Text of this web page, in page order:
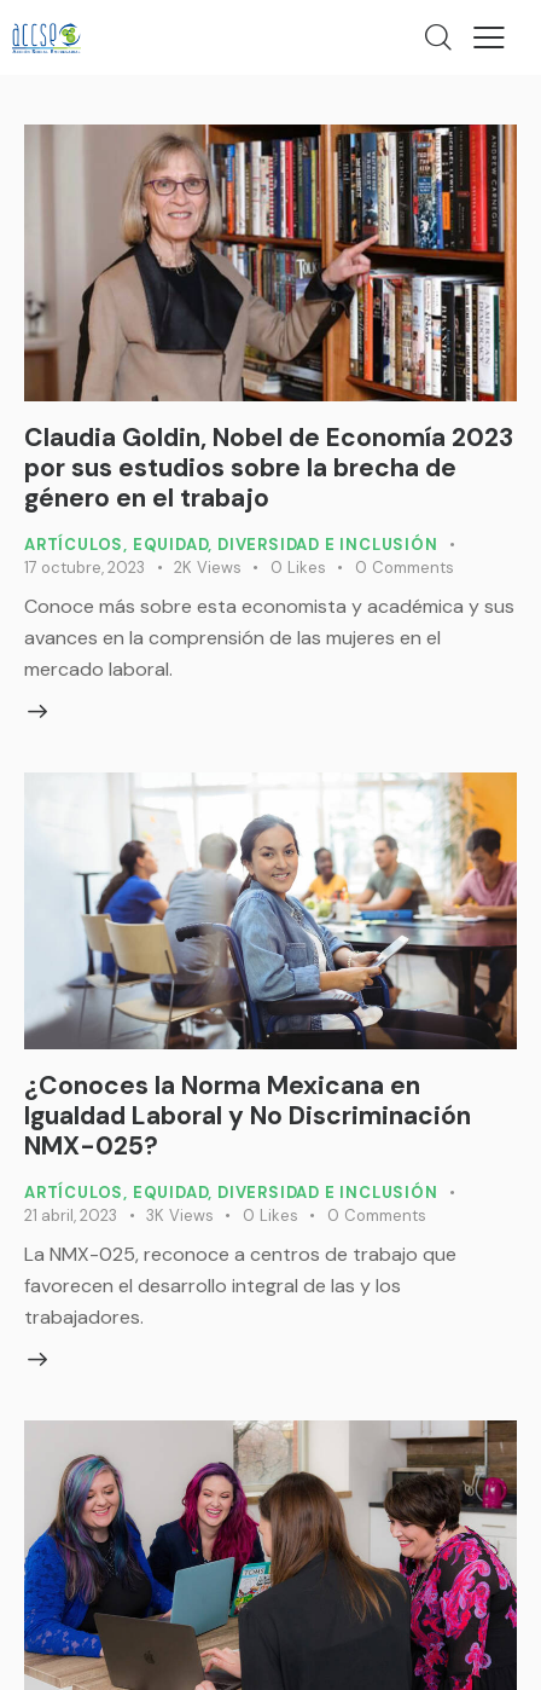
Claudia Goldin, Nobel de Economía 2023
por sus estudios sobre la brecha de
género en el trabajo
ARTÍCULOS, EQUIDAD, DIVERSIDAD E INCLUSIÓN
17 octubre, 2023
2K Views 0 Likes 0 Comments
Conoce más sobre esta economista y académica y sus
avances en la comprensión de las mujeres en el
mercado laboral.
¿Conoces la Norma Mexicana en
Igualdad Laboral y No Discriminación
NMX-025?
ARTÍCULOS, EQUIDAD, DIVERSIDAD E INCLUSIÓN
21 abril, 2023
3K Views 0 Likes 0 Comments
La NMX-025, reconoce a centros de trabajo que
favorecen el desarrollo integral de las y los
trabajadores.